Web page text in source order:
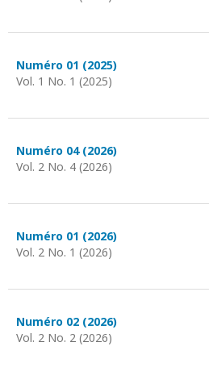
Numéro 01 (2025)
Vol. 1 No. 1 (2025)
Numéro 04 (2026)
Vol. 2 No. 4 (2026)
Numéro 01 (2026)
Vol. 2 No. 1 (2026)
Numéro 02 (2026)
Vol. 2 No. 2 (2026)